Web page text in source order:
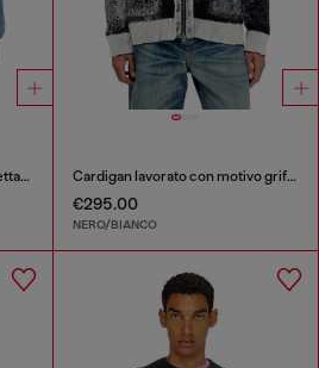
Maglione effetto denim con dettagli patch Cardigan lavorato con motivo grifone
€295.00
NERO/BIANCO